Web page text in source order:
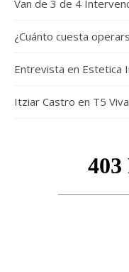
Van de 3 de 4
¿Cuánto cuesta
Entrevista en Estetica
Itziar Castro en T5